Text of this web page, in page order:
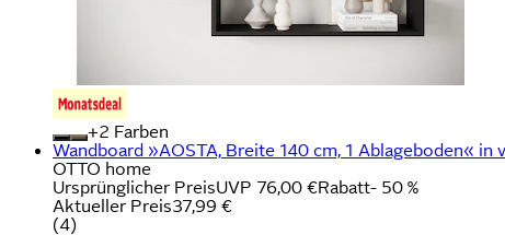
+
Farben
Wandboard »AOSTA, Breite 140 cm, 1 Ablageboden« in
OTTO home
Ursprünglicher PreisUVP 76,00 €Rabatt- 50 %
Aktueller Preis37,99 €
(4)